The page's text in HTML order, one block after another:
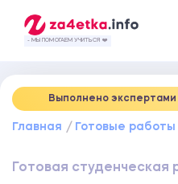
- МЫ ПОМОГАЕМ УЧИТЬСЯ ❤️
Выполнено
Главная Готовые работы
Готовая студенческая